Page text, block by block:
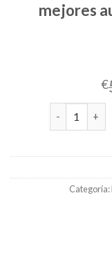
mejores
€
mejores
Categoría: